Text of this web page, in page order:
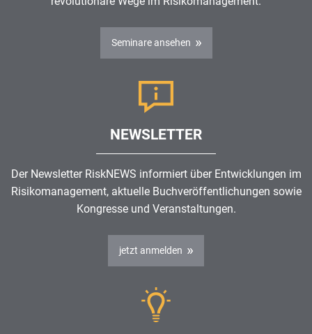
Seminare ansehen
NEWSLETTER
Der Newsletter RiskNEWS informiert über Entwicklungen im
Risikomanagement, aktuelle Buchveröffentlichungen sowie
Kongresse und Veranstaltungen.
jetzt anmelden